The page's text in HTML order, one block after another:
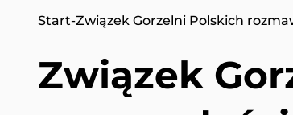
Start-Związek Gorzelni Polskich
Związek